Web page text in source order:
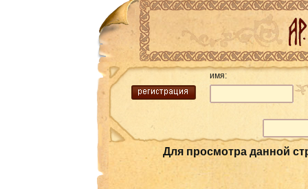
имя:
Для просмотра данной